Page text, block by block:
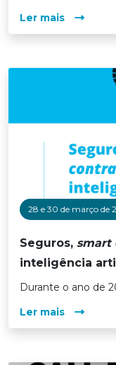
Ler mais
28 e 30 de março de
Seguros, smart
inteligência
Durante o ano de
Ler mais